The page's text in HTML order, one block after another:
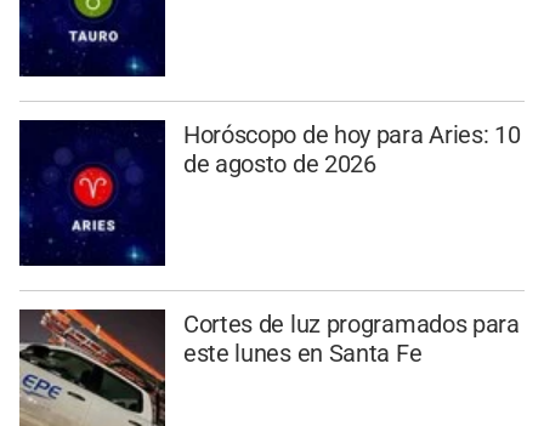
Horóscopo de hoy para Aries: 10
de agosto de 2026
Cortes de luz programados para
este lunes en Santa Fe